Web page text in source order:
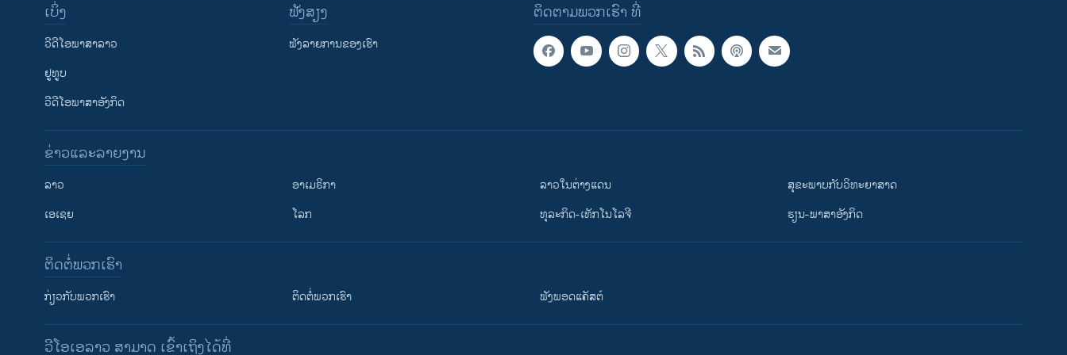
ຕິດຕາມພວກເຮົາ ທີ່
ເບິ່ງ
ວີດີໂອພາສາລາວ
ຢູທູບ
ວີດີໂອພາສາອັງກິດ
ຟັງສຽງ
ຟັງລາຍການຂອງເຮົາ
ຂ່າວແລະລາຍງານ
ລາວ
ເອເຊຍ
ອາເມຣິກາ
ໂລກ
ລາວໃນຕ່າງແດນ
ທຸລະກິດ-ເທັກໂນໂລຈີ
ສຸຂະພາບກັບວິທະຍາສາດ
ຮຽນ-ພາສາອັງກິດ
ຕິດຕໍ່ພວກເຮົາ
ກ່ຽວກັບພວກເຮົາ ຕິດຕໍ່ພວກເຮົາ ຟັງພອດແຄັສຕ໌
ວີໂອເອລາວ ສາມາດ ເຂົ້າເຖິງໄດ້ທີ່